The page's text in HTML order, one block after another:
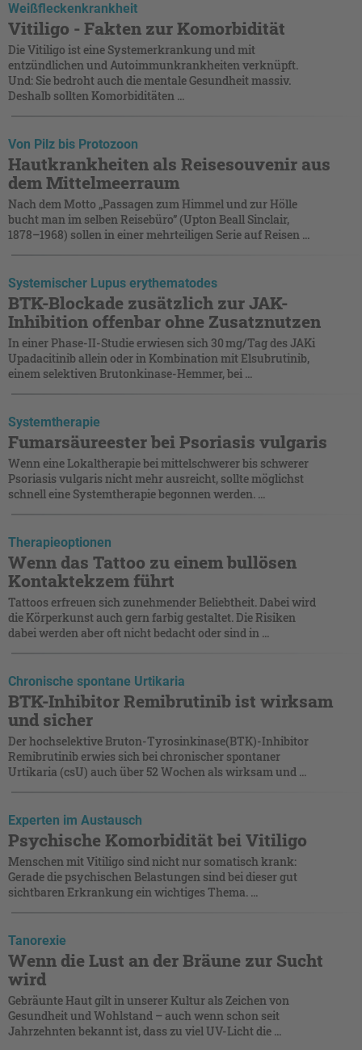
Weißfleckenkrankheit
Vitiligo - Fakten zur Komorbidität
Die Vitiligo ist eine Systemerkrankung und mit
entzündlichen und Autoimmunkrankheiten verknüpft.
Und: Sie bedroht auch die mentale Gesundheit massiv.
Deshalb sollten Komorbiditäten ...
Von Pilz bis Protozoon
Hautkrankheiten als Reisesouvenir aus
dem Mittelmeerraum
Nach dem Motto „Passagen zum Himmel und zur Hölle
bucht man im selben Reisebüro” (Upton Beall Sinclair,
1878–1968) sollen in einer mehrteiligen Serie auf Reisen ...
Systemischer Lupus erythematodes
BTK-Blockade zusätzlich zur JAK-
Inhibition offenbar ohne Zusatznutzen
In einer Phase-II-Studie erwiesen sich 30 mg/Tag des JAKi
Upadacitinib allein oder in Kombination mit Elsubrutinib,
einem selektiven Brutonkinase-Hemmer, bei ...
Systemtherapie
Fumarsäureester bei Psoriasis vulgaris
Wenn eine Lokaltherapie bei mittelschwerer bis schwerer
Psoriasis vulgaris nicht mehr ausreicht, sollte möglichst
schnell eine Systemtherapie begonnen werden. ...
Therapieoptionen
Wenn das Tattoo zu einem bullösen
Kontaktekzem führt
Tattoos erfreuen sich zunehmender Beliebtheit. Dabei wird
die Körperkunst auch gern farbig gestaltet. Die Risiken
dabei werden aber oft nicht bedacht oder sind in ...
Chronische spontane Urtikaria
BTK-Inhibitor Remibrutinib ist wirksam
und sicher
Der hochselektive Bruton-Tyrosinkinase(BTK)-Inhibitor
Remibrutinib erwies sich bei chronischer spontaner
Urtikaria (csU) auch über 52 Wochen als wirksam und ...
Experten im Austausch
Psychische Komorbidität bei Vitiligo
Menschen mit Vitiligo sind nicht nur somatisch krank:
Gerade die psychischen Belastungen sind bei dieser gut
sichtbaren Erkrankung ein wichtiges Thema. ...
Tanorexie
Wenn die Lust an der Bräune zur Sucht
wird
Gebräunte Haut gilt in unserer Kultur als Zeichen von
Gesundheit und Wohlstand – auch wenn schon seit
Jahrzehnten bekannt ist, dass zu viel UV-Licht die ...